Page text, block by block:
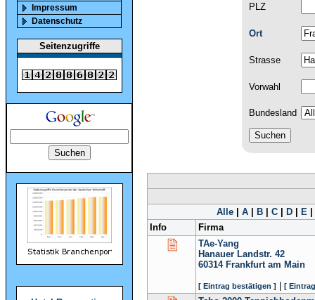
Impressum
Datenschutz
Seitenzugriffe
PLZ
Ort
Strasse
Vorwahl
Bundesland
Alle| A| B| C| D| E|
Info
Firma
TAe-Yang
Hanauer Landstr. 42
60314 Frankfurt am Main
[ Eintrag bestätigen ] [